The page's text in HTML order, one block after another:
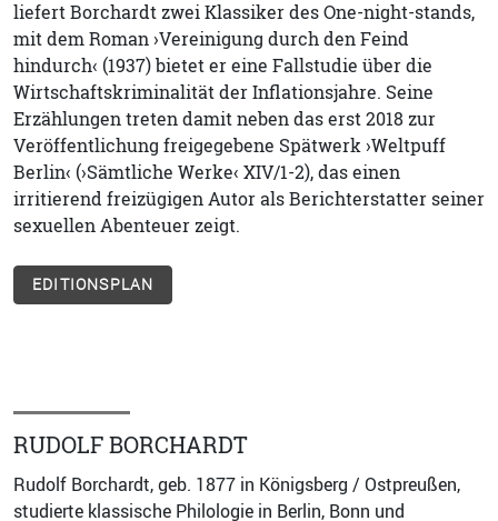
liefert Borchardt zwei Klassiker des One-night-stands,
mit dem Roman ›Vereinigung durch den Feind
hindurch‹ (1937) bietet er eine Fallstudie über die
Wirtschaftskriminalität der Inflationsjahre. Seine
Erzählungen treten damit neben das erst 2018 zur
Veröffentlichung freigegebene Spätwerk ›Weltpuff
Berlin‹ (›Sämtliche Werke‹ XIV/1-2), das einen
irritierend freizügigen Autor als Berichterstatter seiner
sexuellen Abenteuer zeigt.
EDITIONSPLAN
RUDOLF BORCHARDT
Rudolf Borchardt, geb. 1877 in Königsberg / Ostpreußen,
studierte klassische Philologie in Berlin, Bonn und